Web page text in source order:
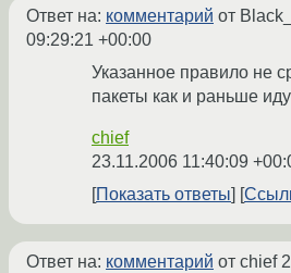
Ответ на: комментарий от
09:29:21 +00:00
Указанное правило не
пакеты как и раньше
chief
23.11.2006 11:40:09
Показать ответы
Ответ на: комментарий от chief